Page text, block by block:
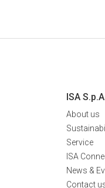
ISA
About us
Service
ISA
News &
Contact